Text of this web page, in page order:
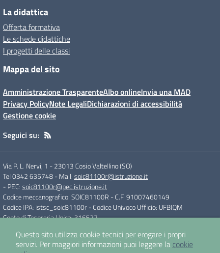
La didattica
Offerta formativa
Le schede didattiche
I progetti delle classi
Mappa del sito
Amministrazione TrasparenteAlbo onlineInvia una MAD
Privacy PolicyNote LegaliDichiarazioni di accessibilità
Gestione cookie
Seguici su:
Via P. L. Nervi, 1 -23013 Cosio Valtellino (SO)
Tel 0342 635748- Mail:soic81100r@istruzione.it
- PEC:soic81100r@pec.istruzione.it
Codice meccanografico: SOIC81100R - C.F. 91007460149
Codice IPA: istsc_soic81100r- Codice Univoco Ufficio: UFBIQM
Conto di Tesoreria Unica: 316527
Concept & Design by
Designers Italia
Questo sito utilizza cookie tecnici per erogare i propri
servizi. Per maggiori informazioni puoi leggere la cookie